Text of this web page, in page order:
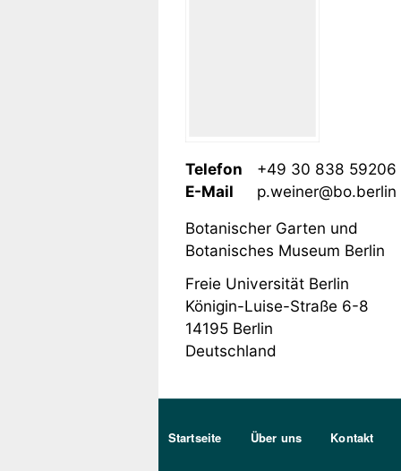
Telefon
+49 30 838 59206
E-Mail
p.weiner@bo.berlin
Botanischer Garten und
Botanisches Museum Berlin
Freie Universität Berlin
Königin-Luise-Straße 6-8
14195 Berlin
Deutschland
Sekundärmenu DE
Startseite Über uns Kontakt